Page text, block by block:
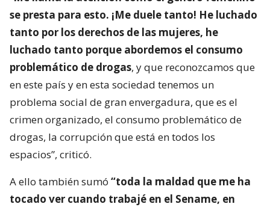
se presta para esto. ¡Me duele tanto! He luchado
tanto por los derechos de las mujeres, he
luchado tanto porque abordemos el consumo
problemático de drogas, y que reconozcamos que
en este país y en esta sociedad tenemos un
problema social de gran envergadura, que es el
crimen organizado, el consumo problemático de
drogas, la corrupción que está en todos los
espacios”, criticó.
A ello también sumó “toda la maldad que me ha
tocado ver cuando trabajé en el Sename, en